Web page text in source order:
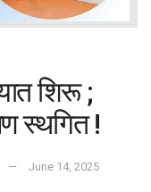
शिरू ;
स्थगित !
June 14, 2025